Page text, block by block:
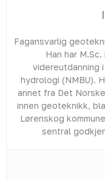
Fagansvarlig
Han har
videreutdanning
hydrologi (NMBU).
annet fra Det
innen geoteknikk,
Lørenskog
sentral